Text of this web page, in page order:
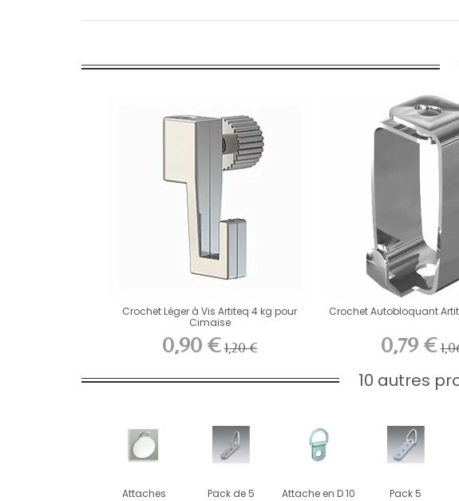
Crochet Léger à Vis Artiteq 4 kg pour
Cimaise
0,90 € 1,20 €
Crochet Autobloquant
0,79 €
10 autres
Attaches
Pack de 5
Attache en D 10
Pack 5